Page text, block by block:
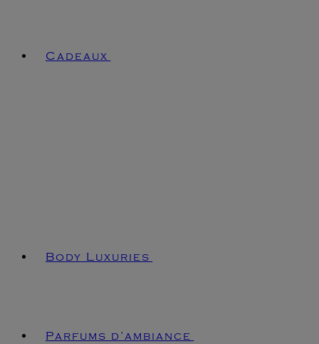
Cadeaux
Body Luxuries
Parfums d’ambiance